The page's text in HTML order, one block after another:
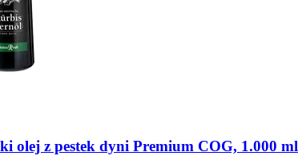
olej z pestek dyni Premium COG, 1.000 ml